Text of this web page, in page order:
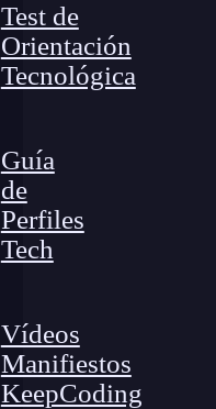
Test de
Orientación
Tecnológica
Guía
de
Perfiles
Tech
Vídeos
Manifiestos
KeepCoding